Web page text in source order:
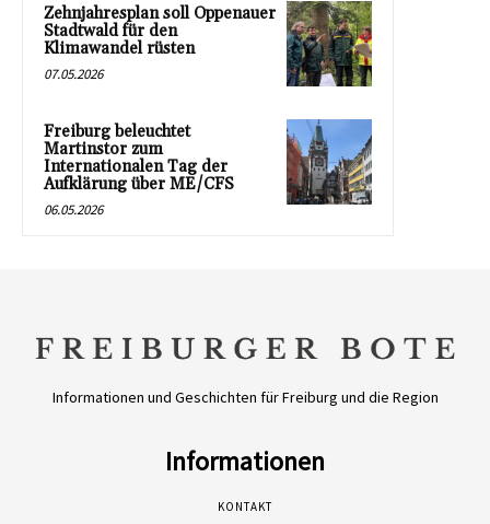
Zehnjahresplan soll Oppenauer
Stadtwald für den
Klimawandel rüsten
07.05.2026
Freiburg beleuchtet
Martinstor zum
Internationalen Tag der
Aufklärung über ME/CFS
06.05.2026
Informationen und Geschichten für Freiburg und die Region
Informationen
KONTAKT